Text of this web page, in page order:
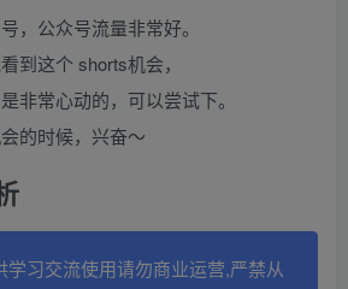
，公众号流量非常好。
到这个 shorts机会，
非常心动的，可以尝试下。
的时候，兴奋～
学习交流使用请勿商业运营,严禁从